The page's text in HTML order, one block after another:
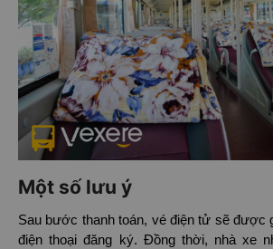
Một số lưu ý
Sau bước thanh toán, vé điện tử sẽ được
điện thoại đăng ký. Đồng thời, nhà xe